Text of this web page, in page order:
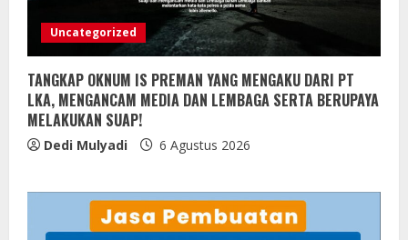
Uncategorized
TANGKAP OKNUM IS PREMAN YANG MENGAKU DARI PT
LKA, MENGANCAM MEDIA DAN LEMBAGA SERTA BERUPAYA
MELAKUKAN SUAP!
Dedi Mulyadi 6 Agustus 2026